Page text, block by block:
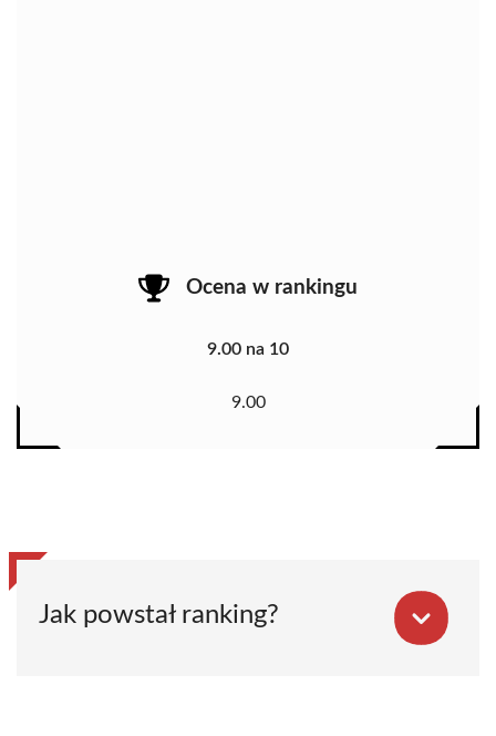
Ocena w rankingu
9.00 na 10
9.00
Jak powstał ranking?